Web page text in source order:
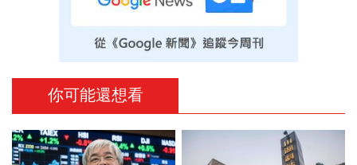
你可能還想看